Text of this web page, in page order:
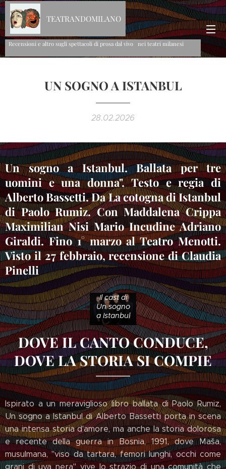
TEATRANDOMILANO
Recensioni e altro sugli spettacoli di prosa dal vivo nei teatri milanesi
UN SOGNO A ISTANBUL
28.02.2026
Un sogno a Istanbul. Ballata per tre
uomini e una donna". Testo e regia di
Alberto Bassetti. Da La cotogna di Istanbul
di Paolo Rumiz. Con Maddalena Crippa
Maximilian Nisi Mario Incudine Adriano
Giraldi. Fino 1° marzo al Teatro Menotti.
Visto il 27 febbraio, recensione di Claudia
Pinelli
Il cast di
Un sogno
a Istanbul
DOVE IL CANTO CONDUCE,
DOVE LA STORIA SI COMPIE
Ispirato a un meraviglioso libro ballata di Paolo Rumiz,
Un sogno a Istanbul di Alberto Bassetti porta in scena
una intensa storia d'amore, ma anche la storia dolorosa
e recente della guerra in Bosnia, 1991, dove Maša,
musulmana, "viso da tartara, femori lunghi, occhi come
grani di uva nera" vive lo strazio di una comunità che